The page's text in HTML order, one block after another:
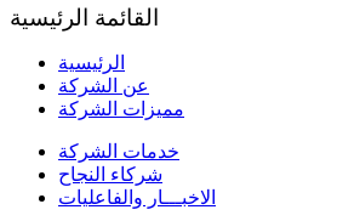
القائمة الرئيسية
الرئيسية
عن الشركة
مميزات الشركة
خدمات الشركة
شركاء النجاح
الاخبـــار والفاعليات